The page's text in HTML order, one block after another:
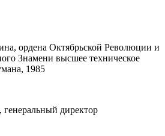
ордена Октябрьской Революции и
Знамени высшее техническое
1985
директор